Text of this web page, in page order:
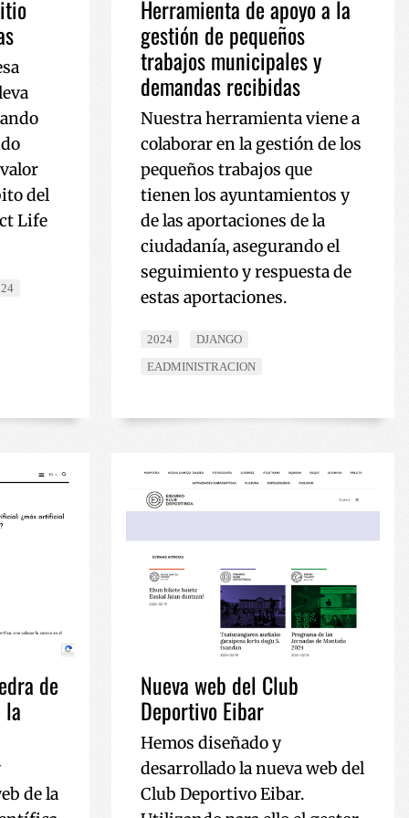
del
Life
Herramienta de apoyo a la
gestión de pequeños
trabajos municipales y
demandas recibidas
Nuestra herramienta viene a
colaborar en la gestión de los
pequeños trabajos que
tienen los ayuntamientos y
de las aportaciones de la
ciudadanía, asegurando el
seguimiento y respuesta de
estas aportaciones.
2024
DJANGO
EADMINISTRACION
de
de la
Nueva web del Club
Deportivo Eibar
Hemos diseñado y
desarrollado la nueva web del
Club Deportivo Eibar.
erabiltzen
beren
bat ezartzen
analisia
duzun
egoerari
Youtubeko